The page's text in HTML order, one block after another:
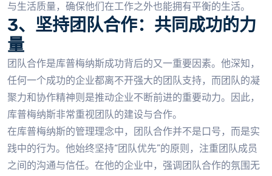
与生活质量，确保他们在工作之外也能拥有平衡的生活。
3、坚持团队合作：共同成功的力
量
团队合作是库普梅纳斯成功背后的又一重要因素。他深知，
任何一个成功的企业都离不开强大的团队支持，而团队的凝
聚力和协作精神则是推动企业不断前进的重要动力。因此，
库普梅纳斯非常重视团队的建设与合作。
在库普梅纳斯的管理理念中，团队合作并不是口号，而是实
践中的行为。他始终坚持“团队优先”的原则，注重团队成员
之间的沟通与信任。在他的企业中，强调团队合作的氛围无